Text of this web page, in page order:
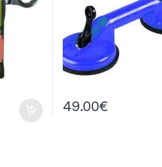
49.00€